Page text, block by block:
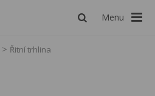
Menu
Řitní trhlina